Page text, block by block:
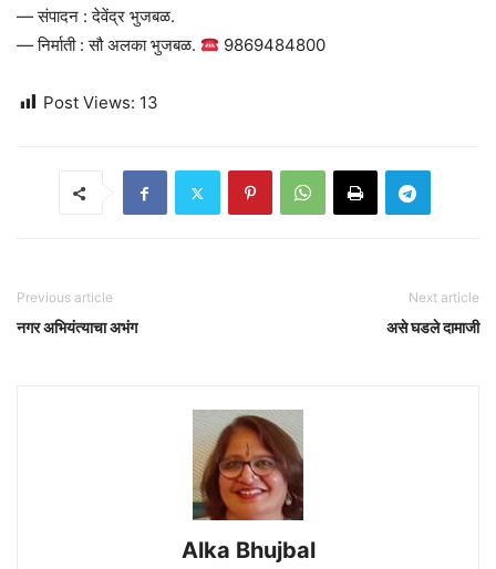
— संपादन : देवेंद्र भुजबळ.
— निर्माती : सौ अलका भुजबळ.
9869484800
Post Views: 13
Previous article
नगर अभियंत्याचा अभंग
Next article
असे घडले दामाजी
Alka Bhujbal